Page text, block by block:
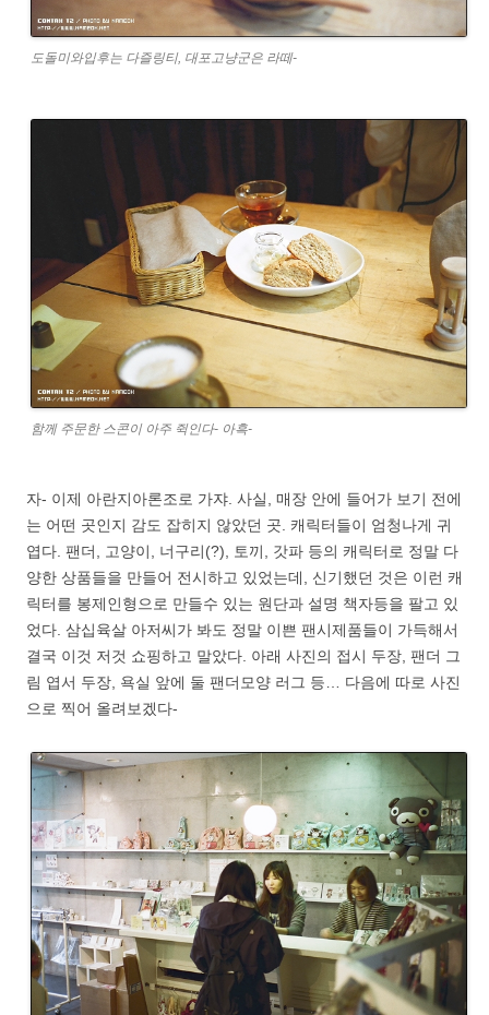
도돌미와입후는 다즐링티, 대포고냥군은 라떼-
함께 주문한 스콘이 아주 쥑인다- 아흑-
자- 이제 아란지아론조로 가쟈. 사실, 매장 안에 들어가 보기 전에
는 어떤 곳인지 감도 잡히지 않았던 곳. 캐릭터들이 엄청나게 귀
엽다. 팬더, 고양이, 너구리(?), 토끼, 갓파 등의 캐릭터로 정말 다
양한 상품들을 만들어 전시하고 있었는데, 신기했던 것은 이런 캐
릭터를 봉제인형으로 만들수 있는 원단과 설명 책자등을 팔고 있
었다. 삼십육살 아저씨가 봐도 정말 이쁜 팬시제품들이 가득해서
결국 이것 저것 쇼핑하고 말았다. 아래 사진의 접시 두장, 팬더 그
림 엽서 두장, 욕실 앞에 둘 팬더모양 러그 등… 다음에 따로 사진
으로 찍어 올려보겠다-